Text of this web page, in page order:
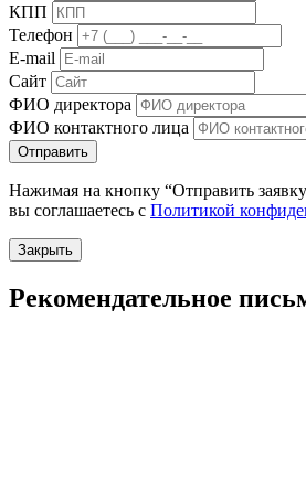
КПП
Телефон
E-mail
Сайт
ФИО директора
ФИО контактного лица
Отправить
Нажимая на кнопку “Отправить
вы соглашаетесь с Политикой
Закрыть
Рекомендательное